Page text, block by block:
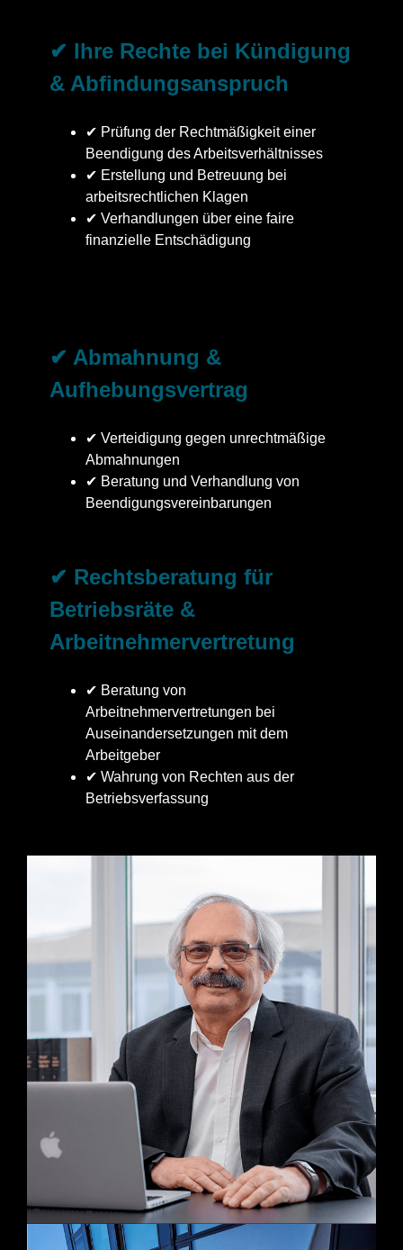
✔ Ihre Rechte bei Kündigung
& Abfindungsanspruch
✔ Prüfung der Rechtmäßigkeit einer
Beendigung des Arbeitsverhältnisses
✔ Erstellung und Betreuung bei
arbeitsrechtlichen Klagen
✔ Verhandlungen über eine faire
finanzielle Entschädigung
✔ Abmahnung &
Aufhebungsvertrag
✔ Verteidigung gegen unrechtmäßige
Abmahnungen
✔ Beratung und Verhandlung von
Beendigungsvereinbarungen
✔ Rechtsberatung für
Betriebsräte &
Arbeitnehmervertretung
✔ Beratung von
Arbeitnehmervertretungen bei
Auseinandersetzungen mit dem
Arbeitgeber
✔ Wahrung von Rechten aus der
Betriebsverfassung